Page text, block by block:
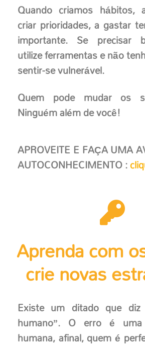
Quando criamos hábitos,
criar prioridades, a gastar
importante. Se precisar
utilize ferramentas e não
sentir-se vulnerável.
Quem pode mudar os
Ninguém além de você!
APROVEITE E FAÇA UMA
AUTOCONHECIMENTO :
Aprenda com
crie novas
Existe um ditado que
humano”. O erro é uma
humana, afinal, quem é